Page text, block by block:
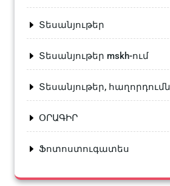
Տեսանյութեր
Տեսանյութեր mskh-ում
Տեսանյութեր,
ՕՐԱԳԻՐ
Ֆոտոստուգատես